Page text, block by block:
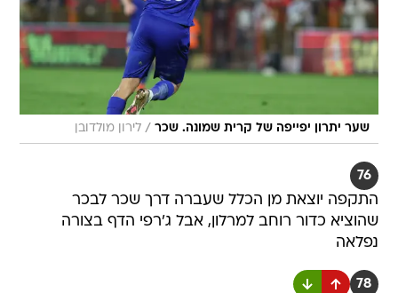
שער יתרון יפייפה של קרית שמונה. שכר / לירון מולדובן
76
התקפה יוצאת מן הכלל שעברה דרך שכר לבכר
שהוציא כדור רוחב למרלון, אבל ג'רפי הדף בצורה
נפלאה
78